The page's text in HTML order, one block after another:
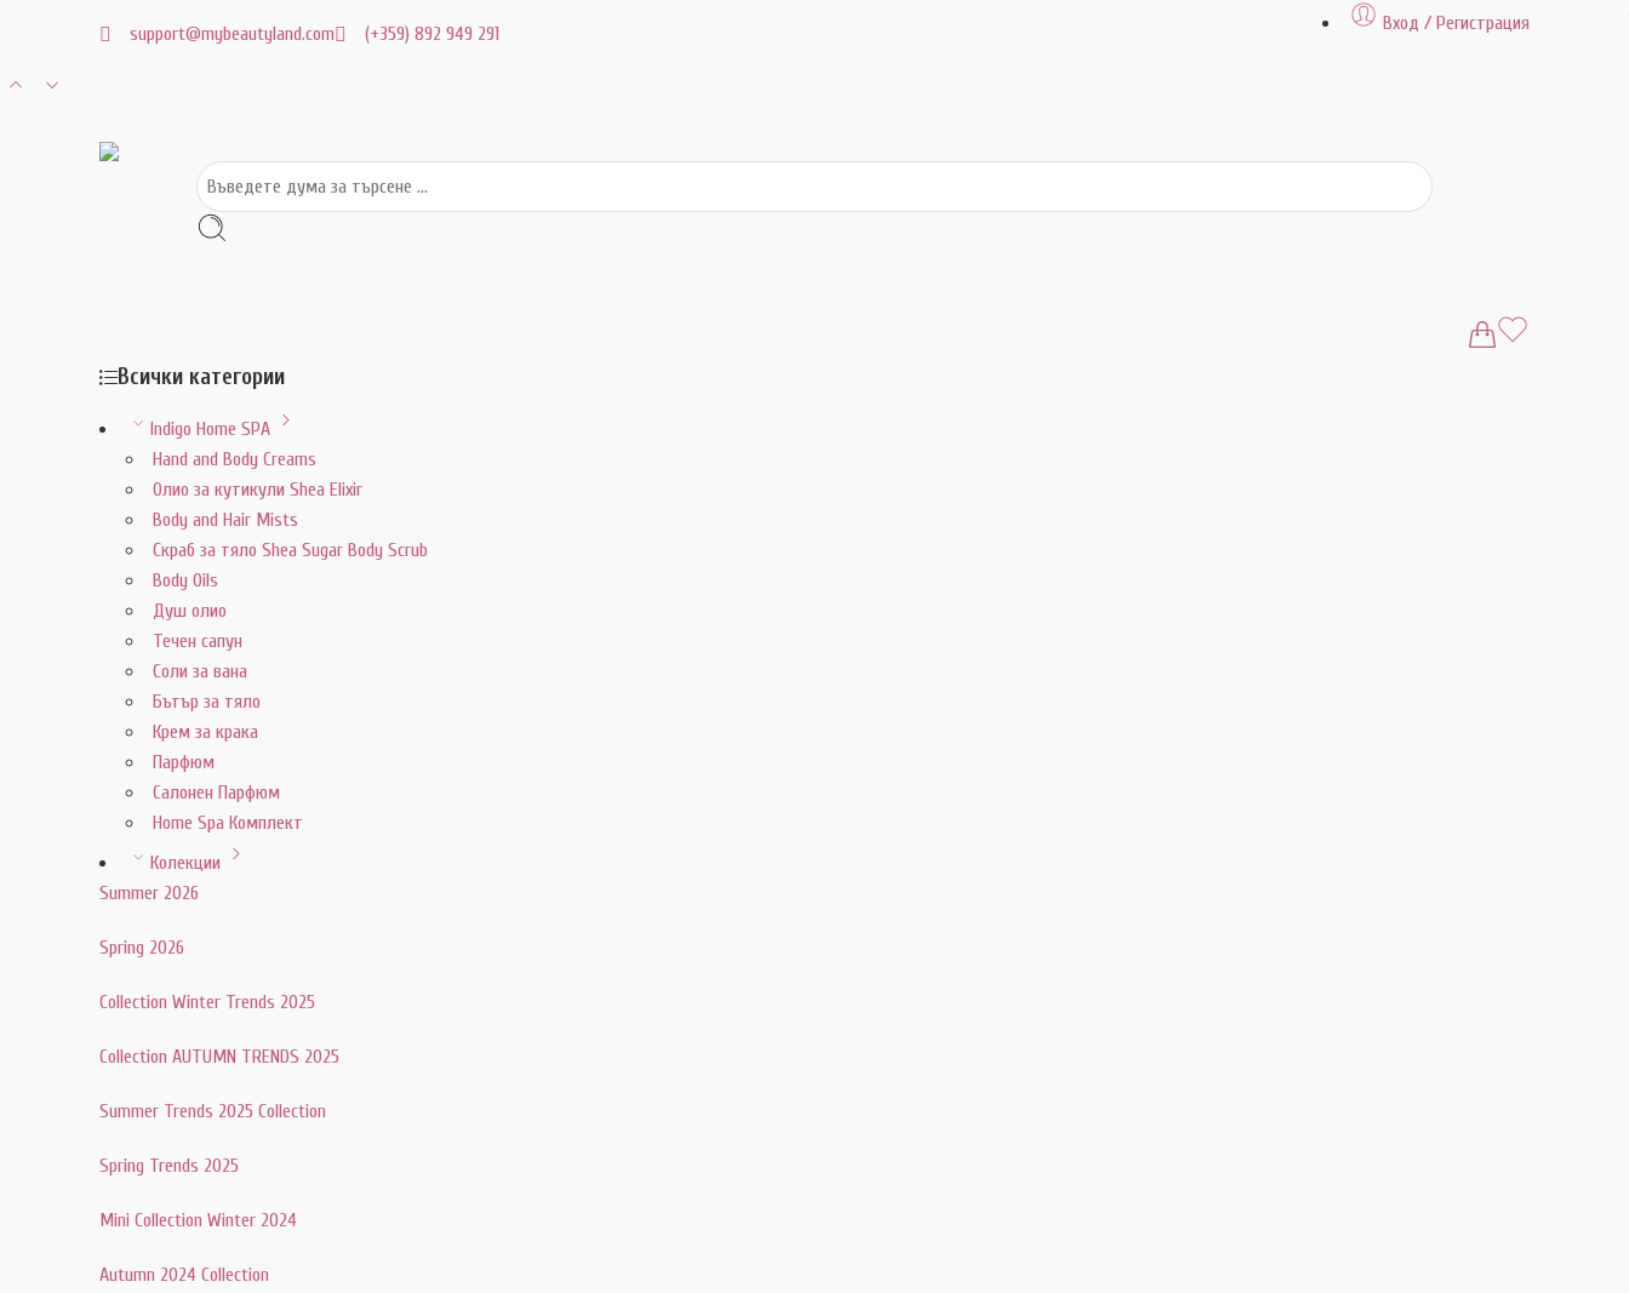
support@mybeautyland.com (+359) 892 949 291 Вход / Регистрация
Всички категории
Indigo Home SPA
Hand and Body Creams
Олио за кутикули Shea Elixir
Body and Hair Mists
Скраб за тяло Shea Sugar Body Scrub
Body Oils
Душ олио
Течен сапун
Соли за вана
Бътър за тяло
Крем за крака
Парфюм
Салонен Парфюм
Home Spa Комплект
Колекции
Summer 2026
Spring 2026
Collection Winter Trends 2025
Collection AUTUMN TRENDS 2025
Summer Trends 2025 Collection
Spring Trends 2025
Mini Collection Winter 2024
Autumn 2024 Collection